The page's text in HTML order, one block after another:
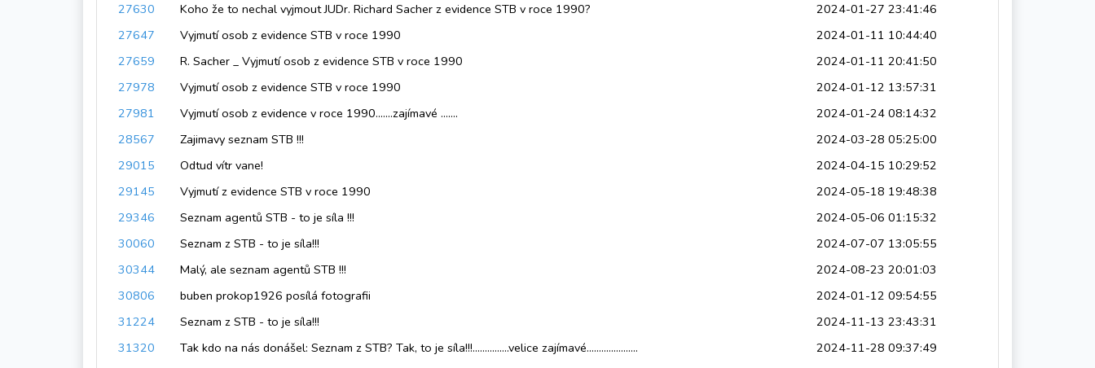
27630
Koho že to nechal vyjmout JUDr. Richard Sacher z evidence STB v roce 1990?
2024-01-27 23:41:46
27647
Vyjmutí osob z evidence STB v roce 1990
2024-01-11 10:44:40
27659
R. Sacher _ Vyjmutí osob z evidence STB v roce 1990
2024-01-11 20:41:50
27978
Vyjmutí osob z evidence STB v roce 1990
2024-01-12 13:57:31
27981
Vyjmutí osob z evidence v roce 1990.......zajímavé .......
2024-01-24 08:14:32
28567
Zajimavy seznam STB !!!
2024-03-28 05:25:00
29015
Odtud vítr vane!
2024-04-15 10:29:52
29145
Vyjmutí z evidence STB v roce 1990
2024-05-18 19:48:38
29346
Seznam agentů STB - to je síla !!!
2024-05-06 01:15:32
30060
Seznam z STB - to je síla!!!
2024-07-07 13:05:55
30344
Malý, ale seznam agentů STB !!!
2024-08-23 20:01:03
30806
‎buben prokop1926 posílá fotografii
2024-01-12 09:54:55
31224
Seznam z STB - to je síla!!!
2024-11-13 23:43:31
31320
Tak kdo na nás donášel: Seznam z STB? Tak, to je síla!!!...............velice zajímavé.....................
2024-11-28 09:37:49